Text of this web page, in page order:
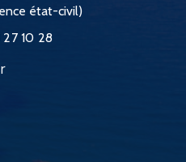
état-civil)
10 28